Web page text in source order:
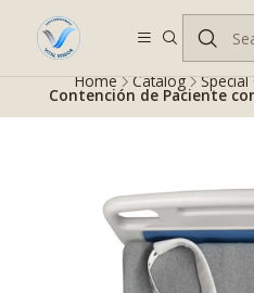
Despacho gratis en RM desde
Home Catalog Special
Contención de Paciente